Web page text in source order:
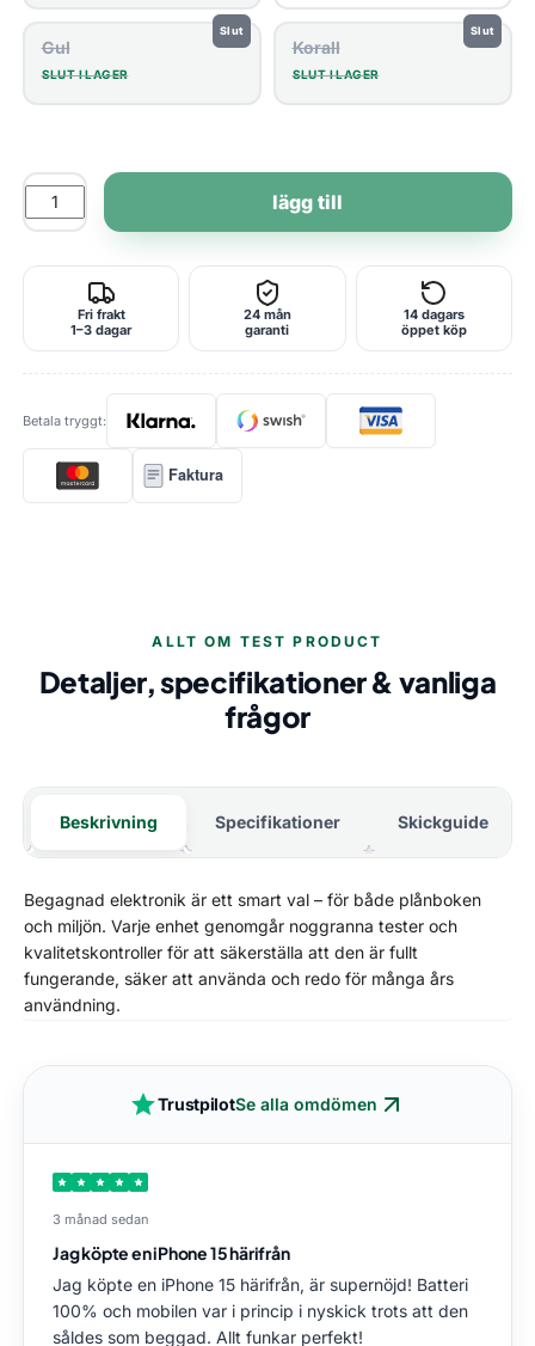
Gul
SLUT I LAGER
Korall
SLUT I LAGER
lägg till
Fri frakt
1–3 dagar
24 mån
garanti
14 dagars
öppet köp
Betala tryggt:
Faktura
ALLT OM TEST PRODUCT
Detaljer, specifikationer & vanliga
frågor
Beskrivning Specifikationer Skickguide
Begagnad elektronik är ett smart val – för både plånboken
och miljön. Varje enhet genomgår noggranna tester och
kvalitetskontroller för att säkerställa att den är fullt
fungerande, säker att använda och redo för många års
användning.
TrustpilotSe alla omdömen
3 månad sedan
Jag köpte en iPhone 15 härifrån
Jag köpte en iPhone 15 härifrån, är supernöjd! Batteri
100% och mobilen var i princip i nyskick trots att den
såldes som beggad. Allt funkar perfekt!